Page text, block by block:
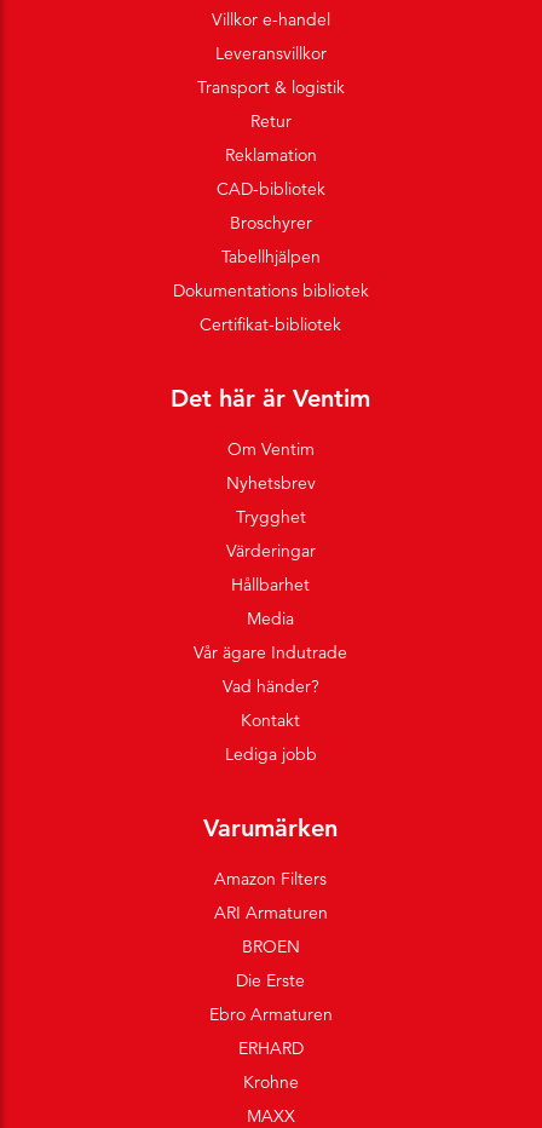
Villkor e-handel
Leveransvillkor
Transport & logistik
Retur
Reklamation
CAD-bibliotek
Broschyrer
Tabellhjälpen
Dokumentations bibliotek
Certifikat-bibliotek
Det här är Ventim
Om Ventim
Nyhetsbrev
Trygghet
Värderingar
Hållbarhet
Media
Vår ägare Indutrade
Vad händer?
Kontakt
Lediga jobb
Varumärken
Amazon Filters
ARI Armaturen
BROEN
Die Erste
Ebro Armaturen
ERHARD
Krohne
MAXX